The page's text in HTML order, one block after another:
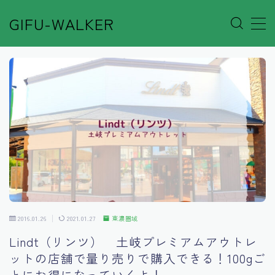
GIFU-WALKER
MENU
Author’s Voice
Café&Rest.
Event
Go out
Others
Shop
2016.01.26 2021.01.27 東濃圏域
Lindt（リンツ） 土岐プレミアムアウトレ
ットの店舗で量り売りで購入できる！100gご